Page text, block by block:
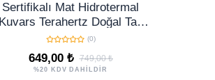
Sertifikalı Mat Hidrotermal
Kuvars Terahertz Doğal Taş
Bileklik 8 MM Ayarlanabilir
Premium Model
(0)
649,00 ₺ 749,00 ₺
%20 KDV DAHİLDİR